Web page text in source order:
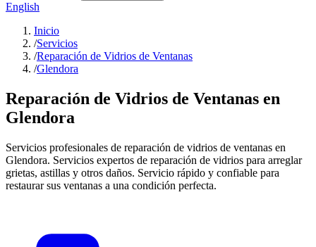
English
Inicio
/Servicios
/Reparación de Vidrios de Ventanas
/Glendora
Reparación de Vidrios de Ventanas en
Glendora
Servicios profesionales de reparación de vidrios de ventanas en
Glendora. Servicios expertos de reparación de vidrios para arreglar
grietas, astillas y otros daños. Servicio rápido y confiable para
restaurar sus ventanas a una condición perfecta.